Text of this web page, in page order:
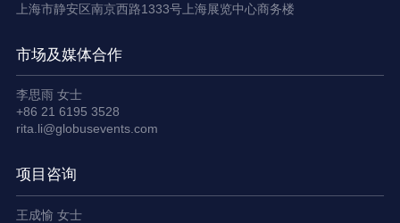
上海市静安区南京西路1333号上海展览中心商务楼
市场及媒体合作
李思雨 女士
+86 21 6195 3528
rita.li@globusevents.com
项目咨询
王成愉 女士